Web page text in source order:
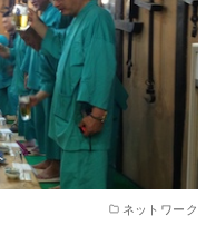
ネットワーク